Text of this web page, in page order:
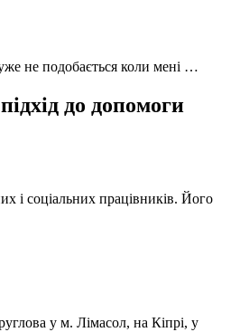
не подобається коли мені …
до допомоги
і соціальних працівників. Його
у м. Лімасол, на Кіпрі, у